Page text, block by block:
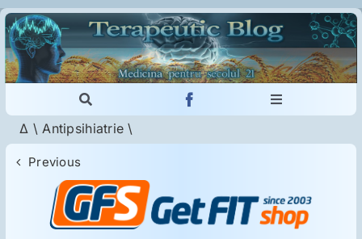
Skip
to
content
Toggle
Navigation
Cautare...
Toggle
Imunologie
Dermatologie
Δ \ Antipsihiatrie \
Previous